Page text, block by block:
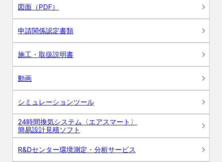
図面（PDF）
申請関係認定書類
施工・取扱説明書
動画
シミュレーションツール
24時間換気システム〈エアスマート〉
簡易設計見積ソフト
R&Dセンター環境測定・分析サービス